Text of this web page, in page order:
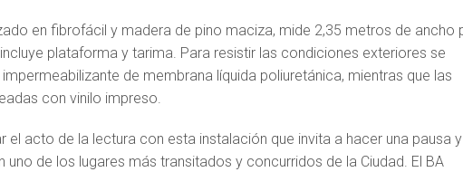
en fibrofácil y madera de pino maciza, mide 2,35 metros de ancho
plataforma y tarima. Para resistir las condiciones exteriores se
de membrana líquida poliuretánica, mientras que las
con vinilo impreso.
el acto de la lectura con esta instalación que invita a hacer una pausa y
uno de los lugares más transitados y concurridos de la Ciudad. El BA